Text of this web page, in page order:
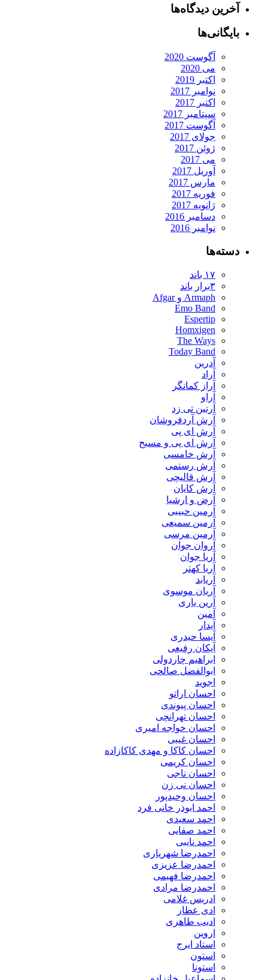
آخرین دیدگاه‌ها
بایگانی‌ها
آگوست 2020
می 2020
اکتبر 2019
نوامبر 2017
اکتبر 2017
سپتامبر 2017
آگوست 2017
جولای 2017
ژوئن 2017
می 2017
آوریل 2017
مارس 2017
فوریه 2017
ژانویه 2017
دسامبر 2016
نوامبر 2016
دسته‌ها
۱۷ باند
۳برار باند
Armaph و Afgar
Emo Band
Espertip
Homxigen
The Ways
Today Band
آدرین
آراد
آراز کمانگر
آراو
آرتین تی زد
آرش آردفروشان
آرش ای پی
آرش ای پی و مسیح
آرش خامسی
آرش رستمی
آرش قالیچی
آرش کایان
​آرض و ارشیا
آرمین حبیبی
آرمین سمیعی
آرمین مرسی
آروان جوان
آریا جوان
آریا کهتر
آریابد
آریان موسوی
آرین یاری
آمین
آیدار
آیسا حیدری
آیکان رفیعی
ابراهیم چاردولی
ابوالفضل صالحی
اجوید
احسان اراتو
احسان پیوندی
احسان تهرانچی
احسان خواجه امیری
احسان غیبی
احسان کاکا و مهدی کاکازاده
احسان کریمی
احسان ناجی
احسان نی زن
احسان وحیدپور
احمد ابوذر خانی فرد
احمد سعیدی
احمد صفایی
احمد نایبی
احمدرضا شهریاری
احمدرضا عزیزی
احمدرضا فهیمی
احمدرضا مرادی
ادریس غلامی
ادی عطار
ادیب طاهری
اروین
استاد ایرج
استون
استونا